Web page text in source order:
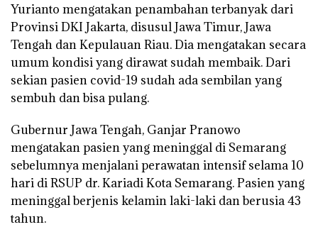
Yurianto mengatakan penambahan terbanyak dari
Provinsi DKI Jakarta, disusul Jawa Timur, Jawa
Tengah dan Kepulauan Riau. Dia mengatakan secara
umum kondisi yang dirawat sudah membaik. Dari
sekian pasien covid-19 sudah ada sembilan yang
sembuh dan bisa pulang.
Gubernur Jawa Tengah, Ganjar Pranowo
mengatakan pasien yang meninggal di Semarang
sebelumnya menjalani perawatan intensif selama 10
hari di RSUP dr. Kariadi Kota Semarang. Pasien yang
meninggal berjenis kelamin laki-laki dan berusia 43
tahun.